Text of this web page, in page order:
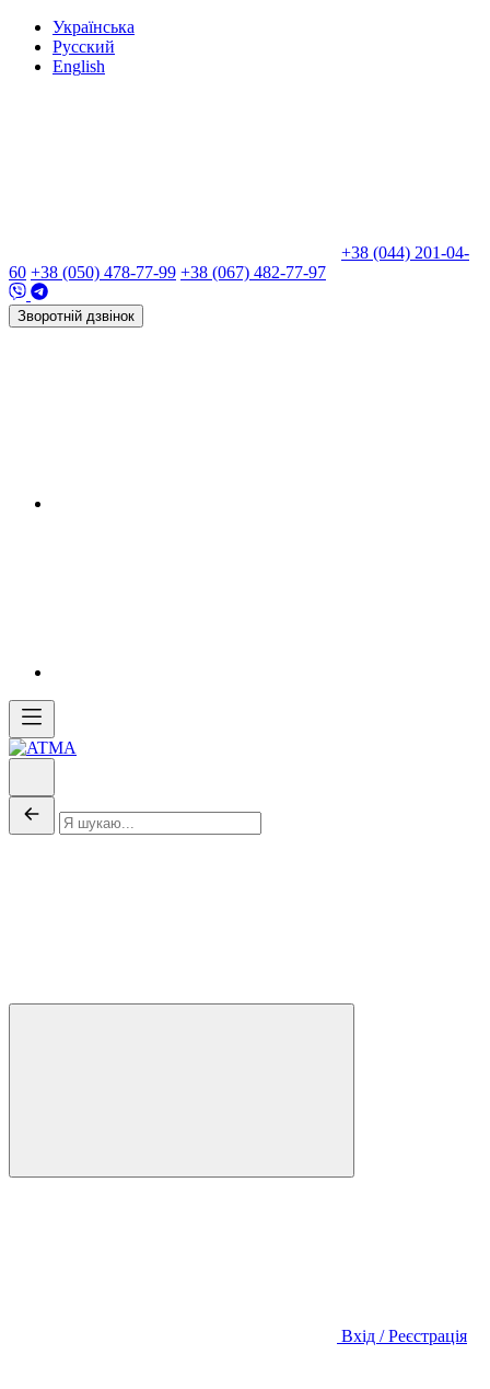
Українська
Русский
English
+38 (044) 201-04-
60 +38 (050) 478-77-99 +38 (067) 482-77-97
Зворотній дзвінок
Вхід / Реєстрація